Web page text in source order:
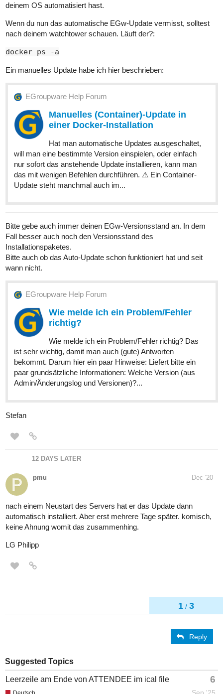
1 / 3
deinem OS automatisiert hast.
Wenn du nun das automatische EGw-Update vermisst, solltest
nach deinem watchtower schauen. Läuft der?:
docker ps -a
Ein manuelles Update habe ich hier beschrieben:
EGroupware Help Forum
Manuelles (Container)-Update in
einer Docker-Installation
Hat man automatische Updates ausgeschaltet,
will man eine bestimmte Version einspielen, oder einfach
nur sofort das anstehende Update installieren, kann man
das mit wenigen Befehlen durchführen. ⚠ Ein Container-
Update steht manchmal auch im...
Bitte gebe auch immer deinen EGw-Versionsstand an. In dem
Fall besser auch noch den Versionsstand des
Installationspaketes.
Bitte auch ob das Auto-Update schon funktioniert hat und seit
wann nicht.
EGroupware Help Forum
Wie melde ich ein Problem/Fehler
richtig?
Wie melde ich ein Problem/Fehler richtig? Das
ist sehr wichtig, damit man auch (gute) Antworten
bekommt. Darum hier ein paar Hinweise: Liefert bitte ein
paar grundsätzliche Informationen: Welche Version (aus
Admin/Änderungslog und Versionen)?...
Stefan
12 DAYS LATER
pmu Dec '20
nach einem Neustart des Servers hat er das Update dann
automatisch installiert. Aber erst mehrere Tage später. komisch,
keine Ahnung womit das zusammenhing.
LG Philipp
Reply
Suggested Topics
Leerzeile am Ende von ATTENDEE im ical file 6